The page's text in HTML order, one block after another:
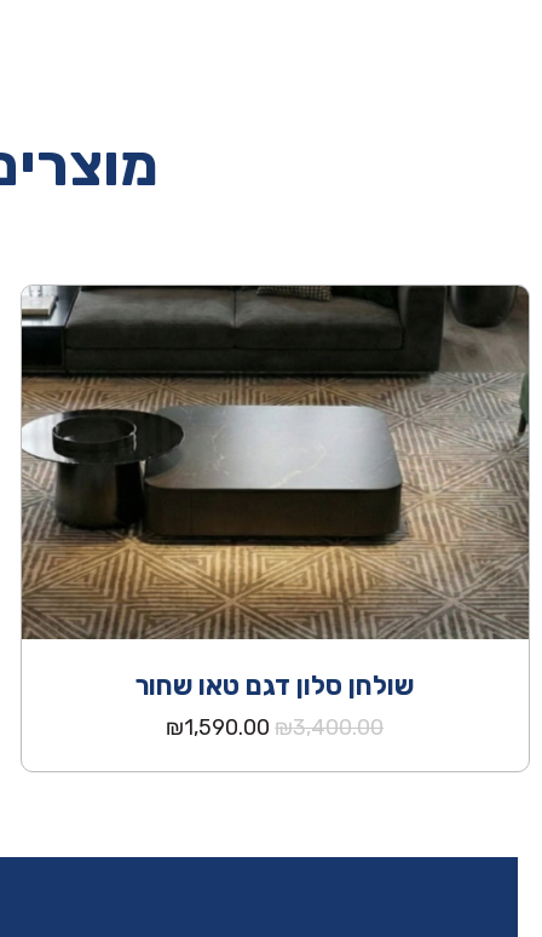
שולחן סלון דגם טאו שחור
₪3,400.00
המחיר
היה:
₪1,590.00
המחיר
הוא: